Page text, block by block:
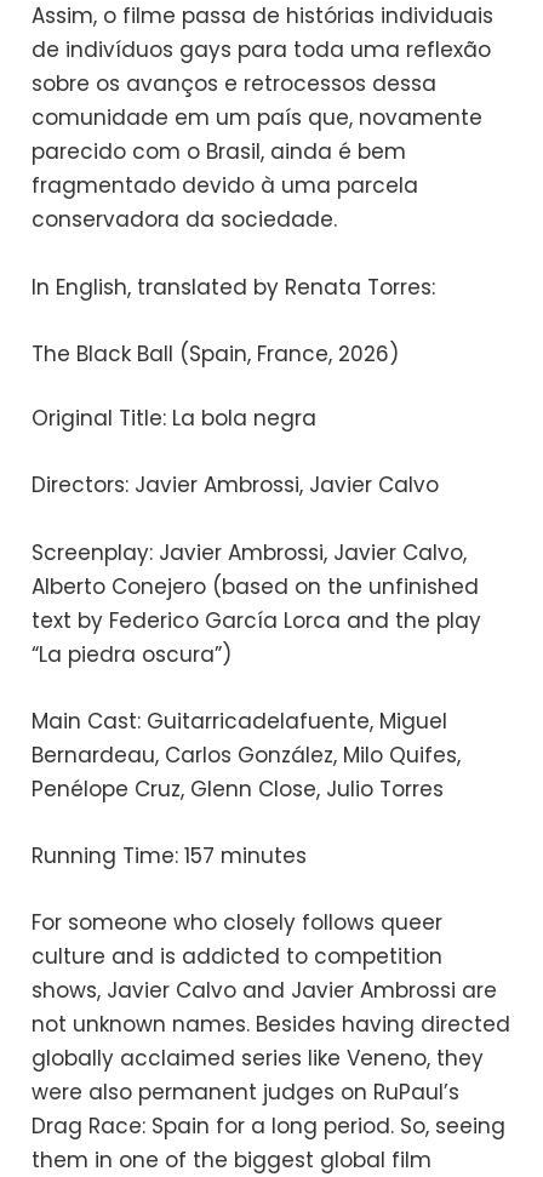
Assim, o filme passa de histórias individuais
de indivíduos gays para toda uma reflexão
sobre os avanços e retrocessos dessa
comunidade em um país que, novamente
parecido com o Brasil, ainda é bem
fragmentado devido à uma parcela
conservadora da sociedade.
In English, translated by Renata Torres:
The Black Ball (Spain, France, 2026)
Original Title: La bola negra
Directors: Javier Ambrossi, Javier Calvo
Screenplay: Javier Ambrossi, Javier Calvo,
Alberto Conejero (based on the unfinished
text by Federico García Lorca and the play
“La piedra oscura”)
Main Cast: Guitarricadelafuente, Miguel
Bernardeau, Carlos González, Milo Quifes,
Penélope Cruz, Glenn Close, Julio Torres
Running Time: 157 minutes
For someone who closely follows queer
culture and is addicted to competition
shows, Javier Calvo and Javier Ambrossi are
not unknown names. Besides having directed
globally acclaimed series like Veneno, they
were also permanent judges on RuPaul’s
Drag Race: Spain for a long period. So, seeing
them in one of the biggest global film